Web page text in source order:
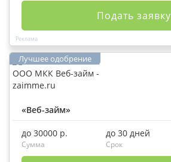
Подать заявку
«Веб-займ»
до 30000 р.
Сумма
до 30 дней
Срок